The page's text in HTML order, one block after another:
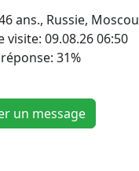
ans., Russie, Moscou
visite: 09.08.26 06:50
31%
un message